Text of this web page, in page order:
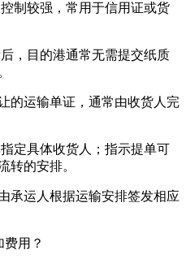
制较强，常用于信用证或货
，目的港通常无需提交纸质
的运输单证，通常由收货人完
定具体收货人；指示提单可
转的安排。
承运人根据运输安排签发相应
用？